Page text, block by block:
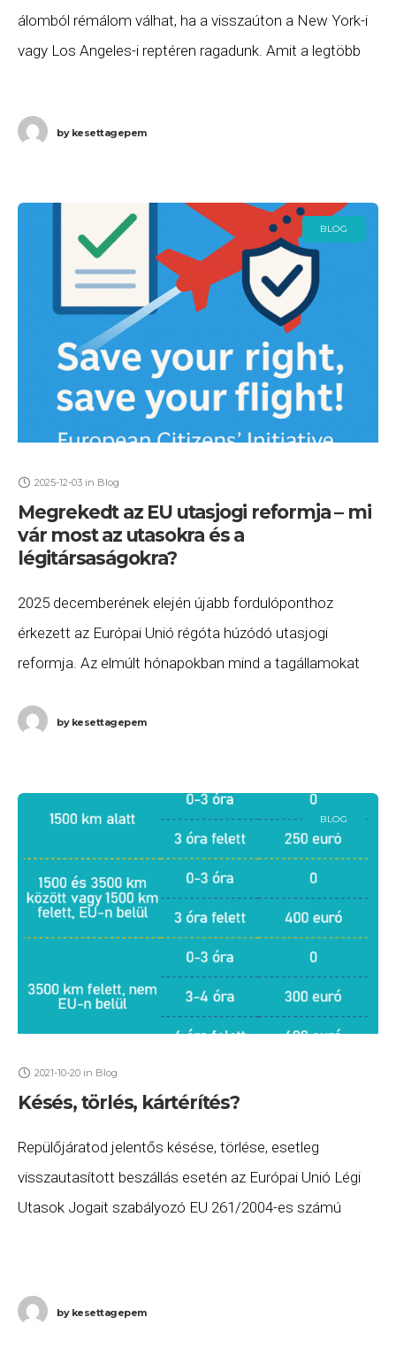
álomból rémálom válhat, ha a visszaúton a New York-i
vagy Los Angeles-i reptéren ragadunk. Amit a legtöbb
bykesettagepem
BLOG
2025-12-03 in Blog
Megrekedt az EU utasjogi reformja – mi
vár most az utasokra és a
légitársaságokra?
2025 decemberének elején újabb fordulóponthoz
érkezett az Európai Unió régóta húzódó utasjogi
reformja. Az elmúlt hónapokban mind a tagállamokat
képviselőkből álló Európai Parlament
bykesettagepem
BLOG
2021-10-20 in Blog
Késés, törlés, kártérítés?
Repülőjáratod jelentős késése, törlése, esetleg
visszautasított beszállás esetén az Európai Unió Légi
Utasok Jogait szabályozó EU 261/2004-es számú
bykesettagepem